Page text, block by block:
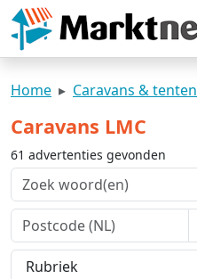
Home Caravans & tenten
Caravans LMC
61 advertenties gevonden